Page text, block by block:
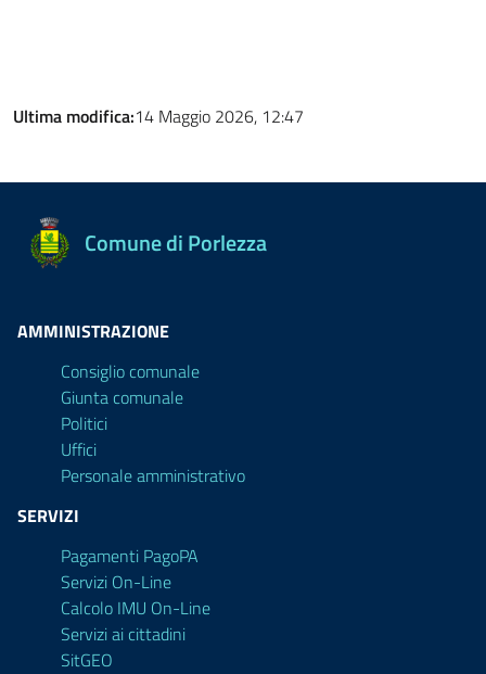
Ultima modifica:14 Maggio 2026, 12:47
Comune di Porlezza
AMMINISTRAZIONE
Consiglio comunale
Giunta comunale
Politici
Uffici
Personale amministrativo
SERVIZI
Pagamenti PagoPA
Servizi On-Line
Calcolo IMU On-Line
Servizi ai cittadini
SitGEO